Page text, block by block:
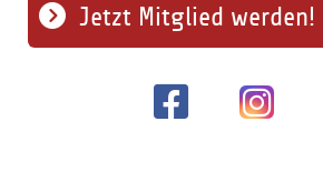
Jetzt Mitglied werden!